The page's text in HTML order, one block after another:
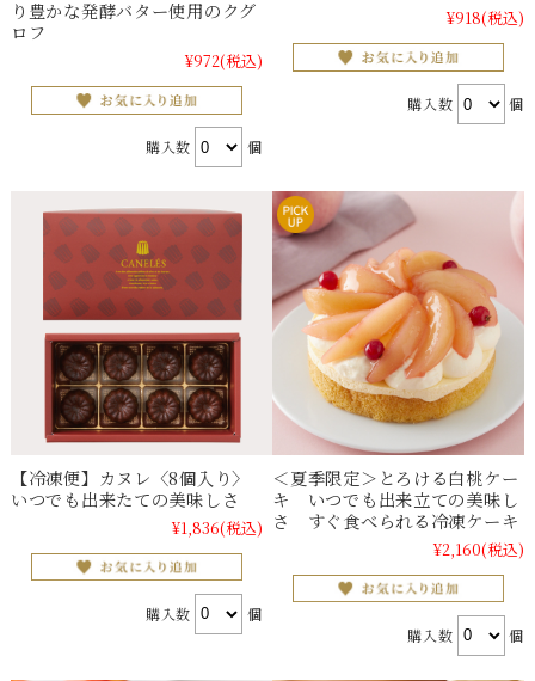
り豊かな発酵バター使用のクグ
ロフ
¥972(税込)
購入数 個
¥918(税込)
購入数 個
【冷凍便】カヌレ〈8個入り〉
いつでも出来たての美味しさ
¥1,836(税込)
購入数 個
＜夏季限定＞とろける白桃ケー
キ いつでも出来立ての美味し
さ すぐ食べられる冷凍ケーキ
¥2,160(税込)
購入数 個